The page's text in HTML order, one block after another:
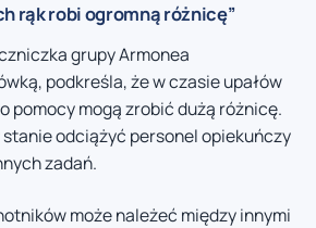
rąk robi ogromną różnicę”
grupy Armonea
podkreśla, że w czasie upałów
pomocy mogą zrobić dużą różnicę.
odciążyć personel opiekuńczy
zadań.
może należeć między innymi